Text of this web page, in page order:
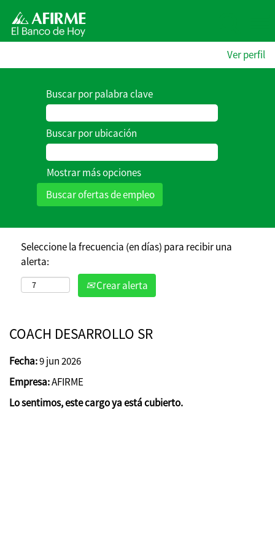
Ver perfil
Buscar por palabra clave
Buscar por ubicación
Mostrar más opciones
Seleccione la frecuencia (en días) para recibir una
alerta:
Crear alerta
COACH DESARROLLO SR
Fecha:9 jun 2026
Empresa:AFIRME
Lo sentimos, este cargo ya está cubierto.